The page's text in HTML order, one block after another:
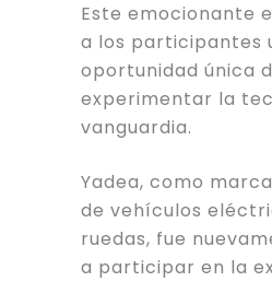
Este emocionante
a los participantes
oportunidad única
experimentar la
vanguardia.
Yadea, como
de vehículos
ruedas, fue
a participar en la